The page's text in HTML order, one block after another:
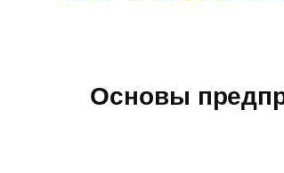
Основы